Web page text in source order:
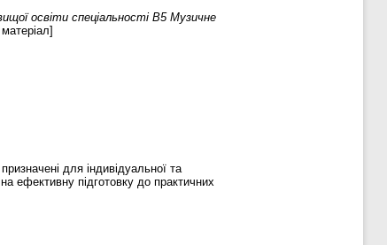
освіти спеціальності В5 Музичне
для індивідуальної та
ефективну підготовку до практичних